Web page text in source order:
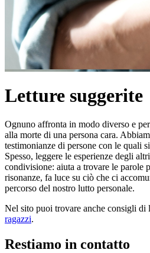
Letture suggerite
Ognuno affronta in modo diverso e
alla morte di una persona cara.
testimonianze di persone con le quali
Spesso, leggere le esperienze degli
condivisione: aiuta a trovare le parole
risonanze, fa luce su ciò che ci
percorso del nostro lutto personale.
Nel sito puoi trovare anche consigli di
ragazzi.
Restiamo in contatto